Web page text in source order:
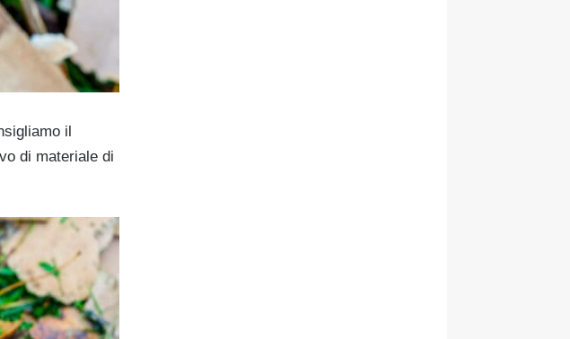
il
di materiale di